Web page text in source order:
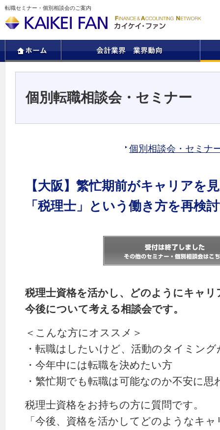
転職セミナー・個別相談会のご案内
個別転職相談会・セミナー
個別相談会・セミナ
【大阪】繁忙期前がキャリアを
「税理士」という働き方を再検
税理士資格を活かし、どのようにキャ
今後について考える相談会です。
＜こんな方にオススメ＞
・転職はしたいけど、活動のタイミン
・今年中には転職を決めたい方
・繁忙期でも転職は可能なのか不安に思
税理士資格をお持ちの方に質問です。
「今後、資格を活かしてどのようなキ